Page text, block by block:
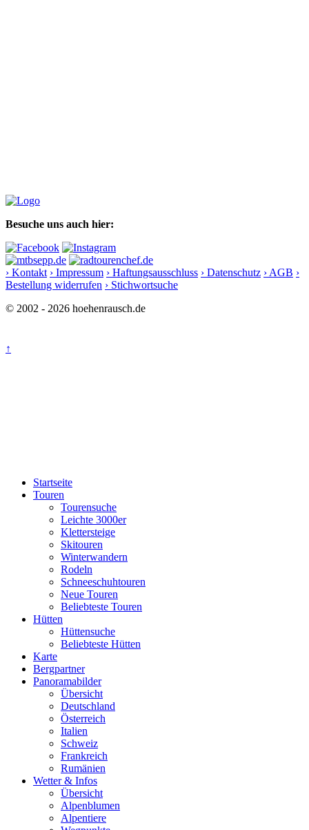
Besuche uns auch hier:
› Kontakt › Impressum › Haftungsausschluss › Datenschutz › AGB ›
Bestellung widerrufen › Stichwortsuche
© 2002 - 2026 hoehenrausch.de
↑
Startseite
Touren
Tourensuche
Leichte 3000er
Klettersteige
Skitouren
Winterwandern
Rodeln
Schneeschuhtouren
Neue Touren
Beliebteste Touren
Hütten
Hüttensuche
Beliebteste Hütten
Karte
Bergpartner
Panoramabilder
Übersicht
Deutschland
Österreich
Italien
Schweiz
Frankreich
Rumänien
Wetter & Infos
Übersicht
Alpenblumen
Alpentiere